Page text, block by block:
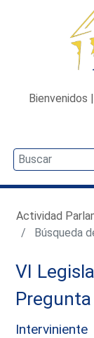
Bienvenidos |
Actividad
Búsqueda
VI
Interviniente